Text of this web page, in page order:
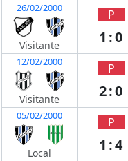
26/02/2000
Visitante
P
1:0
12/02/2000
Visitante
P
2:0
05/02/2000
Local
P
1:4